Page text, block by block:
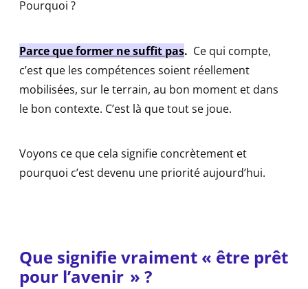
Pourquoi ?
Parce que former ne suffit pas. Ce qui compte,
c’est que les compétences soient réellement
mobilisées, sur le terrain, au bon moment et dans
le bon contexte. C’est là que tout se joue.
Voyons ce que cela signifie concrètement et
pourquoi c’est devenu une priorité aujourd’hui.
Que signifie vraiment « être prêt
pour l’avenir » ?